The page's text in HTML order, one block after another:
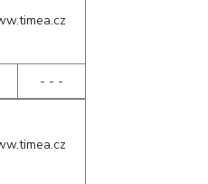
- - -